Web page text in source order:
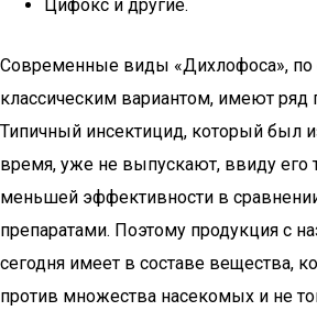
Цифокс и другие.
Современные виды «Дихлофоса», по
классическим вариантом, имеют ряд
Типичный инсектицид, который был
время, уже не выпускают, ввиду его
меньшей эффективности в
препаратами. Поэтому продукция с
сегодня имеет в составе вещества,
против множества насекомых и не